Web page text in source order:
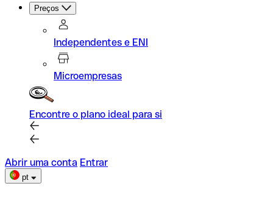
Preços
Independentes e ENI
Microempresas
Encontre o plano ideal para si
Abrir uma conta Entrar
pt